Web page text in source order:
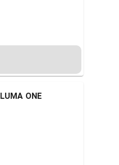
ONE